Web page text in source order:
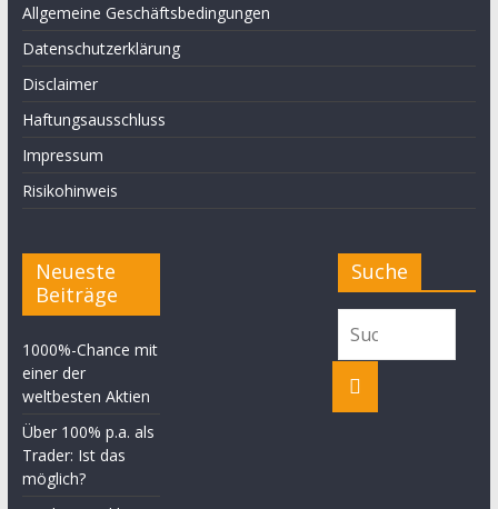
Allgemeine Geschäftsbedingungen
Datenschutzerklärung
Disclaimer
Haftungsausschluss
Impressum
Risikohinweis
Neueste
Beiträge
1000%-Chance mit
einer der
weltbesten Aktien
Über 100% p.a. als
Trader: Ist das
möglich?
Suche